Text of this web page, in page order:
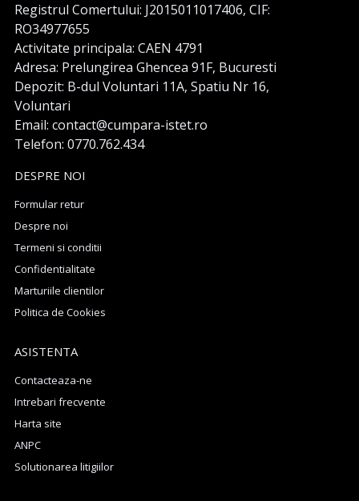
Registrul Comertului: J2015011017406, CIF:
RO34977655
Activitate principala: CAEN 4791
Adresa: Prelungirea Ghencea 91F, Bucuresti
Depozit: B-dul Voluntari 11A, Spatiu Nr 16,
Voluntari
Email: contact@cumpara-istet.ro
Telefon: 0770.762.434
DESPRE NOI
Formular retur
Despre noi
Termeni si conditii
Confidentialitate
Marturiile clientilor
Politica de Cookies
ASISTENTA
Contacteaza-ne
Intrebari frecvente
Harta site
ANPC
Solutionarea litigiilor